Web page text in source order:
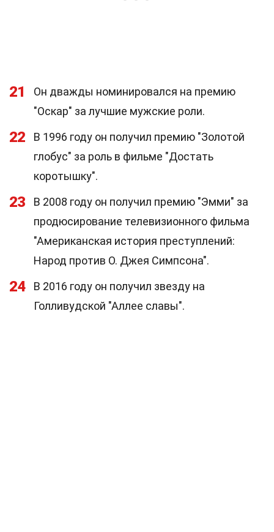
21
Он дважды номинировался на премию
"Оскар" за лучшие мужские роли.
22
В 1996 году он получил премию "Золотой
глобус" за роль в фильме "Достать
коротышку".
23
В 2008 году он получил премию "Эмми" за
продюсирование телевизионного фильма
"Американская история преступлений:
Народ против О. Джея Симпсона".
24
В 2016 году он получил звезду на
Голливудской "Аллее славы".